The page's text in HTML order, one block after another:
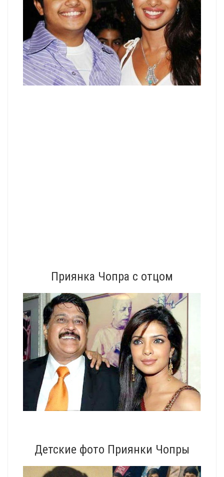
Приянка Чопра с отцом
Детские фото Приянки Чопры